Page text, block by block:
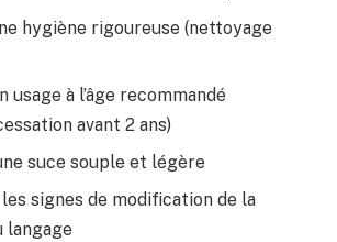
hygiène rigoureuse (nettoyage
usage à l’âge recommandé
avant 2 ans)
suce souple et légère
signes de modification de la
langage